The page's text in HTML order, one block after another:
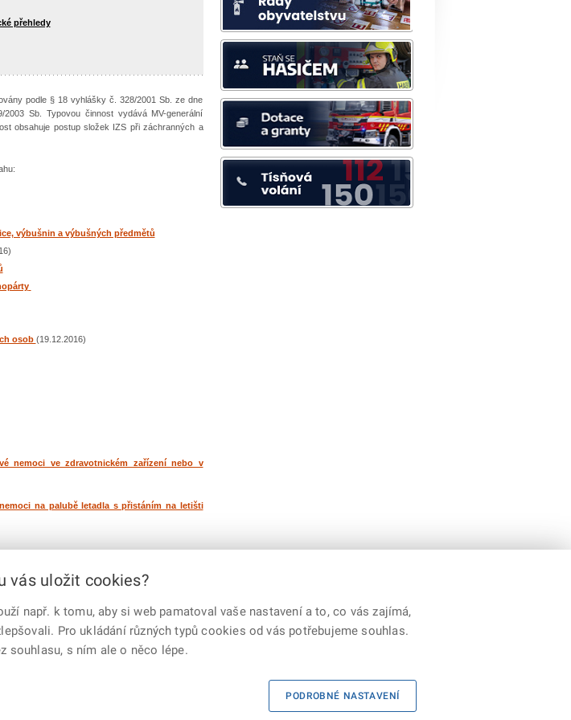
přehledy
podle § 18 vyhlášky č. 328/2001 Sb. ze dne
Sb. Typovou činnost vydává MV-generální
obsahuje postup složek IZS při záchranných a
výbušnin a výbušných předmětů
osob (19.12.2016)
nemoci ve zdravotnickém zařízení nebo v
na palubě letadla s přistáním na letišti
Prohlášení o přístupnosti |
vás uložit cookies?
např. k tomu, aby si web pamatoval vaše nastavení a to, co vás zajímá,
Pro ukládání různých typů cookies od vás potřebujeme souhlas.
souhlasu, s ním ale o něco lépe.
PODROBNÉ NASTAVENÍ